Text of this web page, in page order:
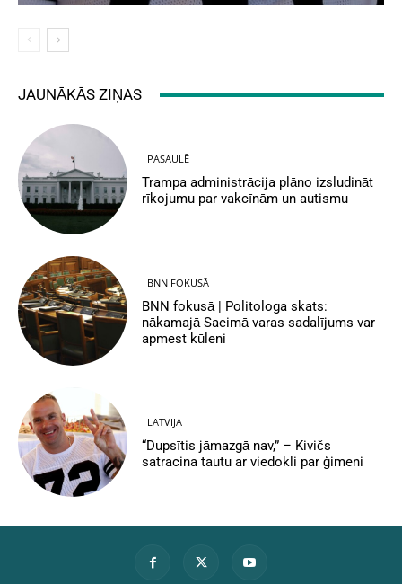
JAUNĀKĀS ZIŅAS
PASAULĒ
Trampa administrācija plāno izsludināt
rīkojumu par vakcīnām un autismu
BNN FOKUSĀ
BNN fokusā | Politologa skats:
nākamajā Saeimā varas sadalījums var
apmest kūleni
LATVIJA
“Dupsītis jāmazgā nav,” – Kivičs
satracina tautu ar viedokli par ģimeni